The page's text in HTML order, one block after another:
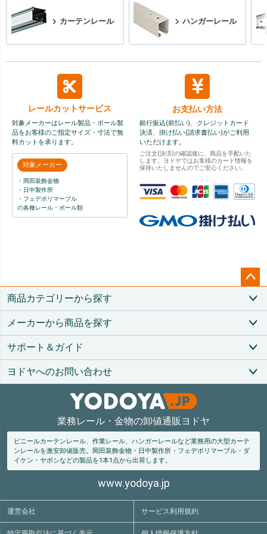
カーテンレール ハンガーレール
レールカットサービス
対象メーカーはレール製品・ポール製
品をお客様のご指定サイズ・寸法で無
料カットを承ります。
対象メーカー
・岡田装飾金物
・日中製作所
・フェデポリマーブル
の各種レール・ポール類
お支払い方法
銀行振込(前払い)、クレジットカード
決済、掛け払い(請求書払い)がご利用
いただけます。
ご注文(決済)の確認後に、商品を手配いた
します。ヨドヤではお客様のカード情報を
保持いたしませんのでご安心ください。
ペー
ップ
商品カテゴリーから探す
メーカーから商品を探す
サポート＆ガイド
ヨドヤへのお問い合わせ
業務レール・金物の卸値通販ヨドヤ
ビニールカーテンレール、作業レール、ハンガーレールなど業務用の大型カーテ
ンレールを激安卸値販売。
岡田装飾金物・日中製作所・フェデポリマーブル・ダ
イケン・ヤボシなどの製品を1本1点から出荷します。
www.yodoya.jp
運営会社 サービス利用規約